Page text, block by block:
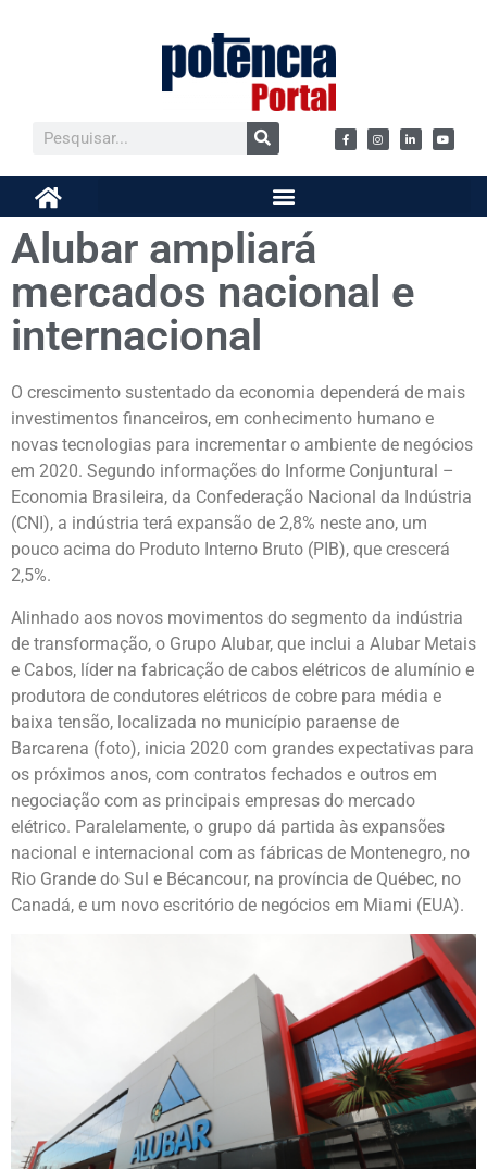
Alubar ampliará
mercados nacional e
internacional
O crescimento sustentado da economia dependerá de mais
investimentos financeiros, em conhecimento humano e
novas tecnologias para incrementar o ambiente de negócios
em 2020. Segundo informações do Informe Conjuntural –
Economia Brasileira, da Confederação Nacional da Indústria
(CNI), a indústria terá expansão de 2,8% neste ano, um
pouco acima do Produto Interno Bruto (PIB), que crescerá
2,5%.
Alinhado aos novos movimentos do segmento da indústria
de transformação, o Grupo Alubar, que inclui a Alubar Metais
e Cabos, líder na fabricação de cabos elétricos de alumínio e
produtora de condutores elétricos de cobre para média e
baixa tensão, localizada no município paraense de
Barcarena (foto), inicia 2020 com grandes expectativas para
os próximos anos, com contratos fechados e outros em
negociação com as principais empresas do mercado
elétrico. Paralelamente, o grupo dá partida às expansões
nacional e internacional com as fábricas de Montenegro, no
Rio Grande do Sul e Bécancour, na província de Québec, no
Canadá, e um novo escritório de negócios em Miami (EUA).